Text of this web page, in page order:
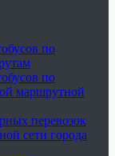
по
по
маршрутной
перевозок
сети города